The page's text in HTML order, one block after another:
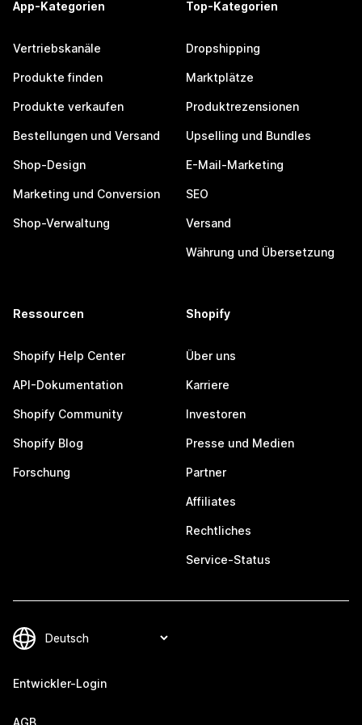
App-Kategorien
Vertriebskanäle
Produkte finden
Produkte verkaufen
Bestellungen und Versand
Shop-Design
Marketing und Conversion
Shop-Verwaltung
Top-Kategorien
Dropshipping
Marktplätze
Produktrezensionen
Upselling und Bundles
E-Mail-Marketing
SEO
Versand
Währung und Übersetzung
Ressourcen
Shopify Help Center
API-Dokumentation
Shopify Community
Shopify Blog
Forschung
Shopify
Über uns
Karriere
Investoren
Presse und Medien
Partner
Affiliates
Rechtliches
Service-Status
Entwickler-Login